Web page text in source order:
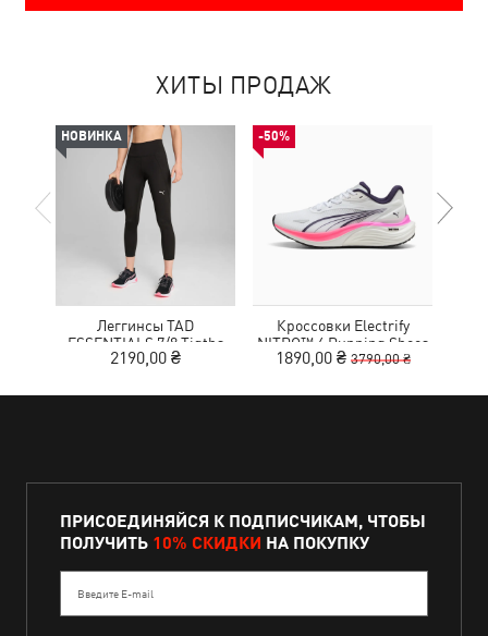
ХИТЫ ПРОДАЖ
НОВИНКА
Леггинсы TAD
ESSENTIALS 7/8 Tigths
Women
2190,00 ₴
-50%
Кроссовки Electrify
NITRO™ 4 Running Shoes
Youth
1890,00 ₴ 3790,00 ₴
ПРИСОЕДИНЯЙСЯ К ПОДПИСЧИКАМ, ЧТОБЫ
ПОЛУЧИТЬ 10% СКИДКИ НА ПОКУПКУ
Введите E-mail